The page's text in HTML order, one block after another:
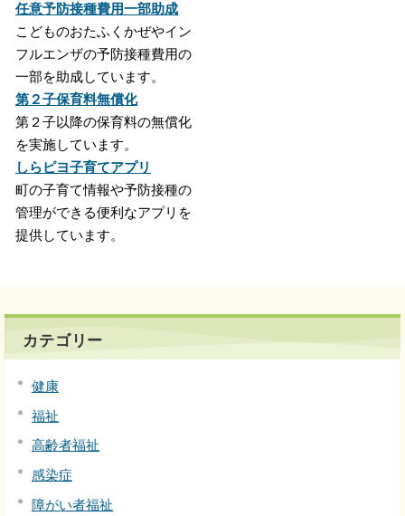
任意予防接種費用一部助成
こどものおたふくかぜやイン
フルエンザの予防接種費用の
一部を助成しています。
第２子保育料無償化
第２子以降の保育料の無償化
を実施しています。
しらピヨ子育てアプリ
町の子育て情報や予防接種の
管理ができる便利なアプリを
提供しています。
カテゴリー
健康
福祉
高齢者福祉
感染症
障がい者福祉